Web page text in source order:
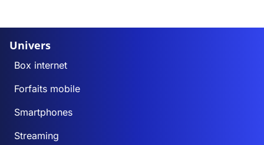
Univers
Box internet
Forfaits mobile
Smartphones
Streaming